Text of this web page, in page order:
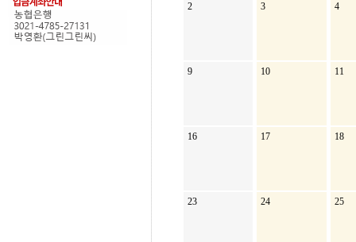
2 3 4
9 10 11
16 17 18
23 24 25